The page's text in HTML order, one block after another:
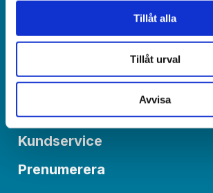
Tillåt alla
Tillåt urval
Avvisa
Världen idag, Box 6015
Om Världen idag
Kundservice
Prenumerera